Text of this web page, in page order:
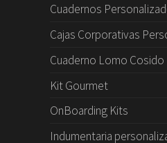
Cuadernos
Cajas Corporativas
Cuaderno Lomo Cosido
Kit Gourmet
OnBoarding Kits
Indumentaria